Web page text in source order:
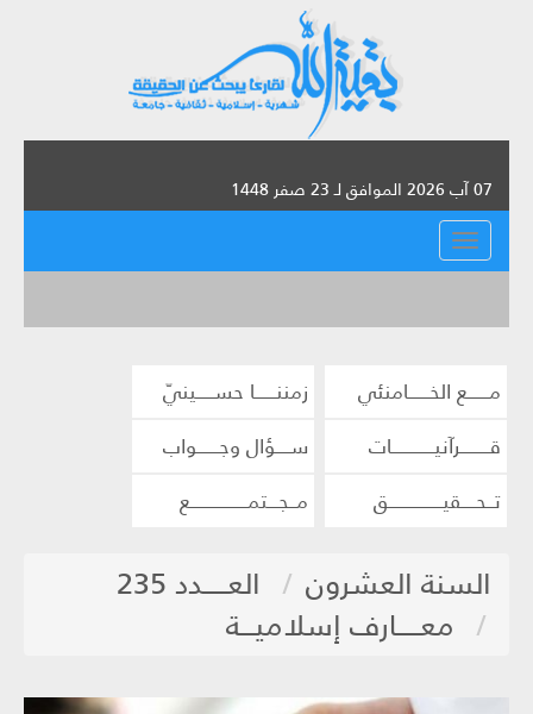
07 آب 2026 الموافق لـ 23 صفر 1448
القائمة
مــــــع الخــــــامنئي
زمننــــــا حســـــينيّ
قــــــــرآنيــــــــــــات
ســــؤال وجــــــواب
تــحــــقيـــــــــــــــق
مــجـــتمــــــــــــــــع
السنة العشرون
العـــــدد 235
معـــــارف إسلاميـــة